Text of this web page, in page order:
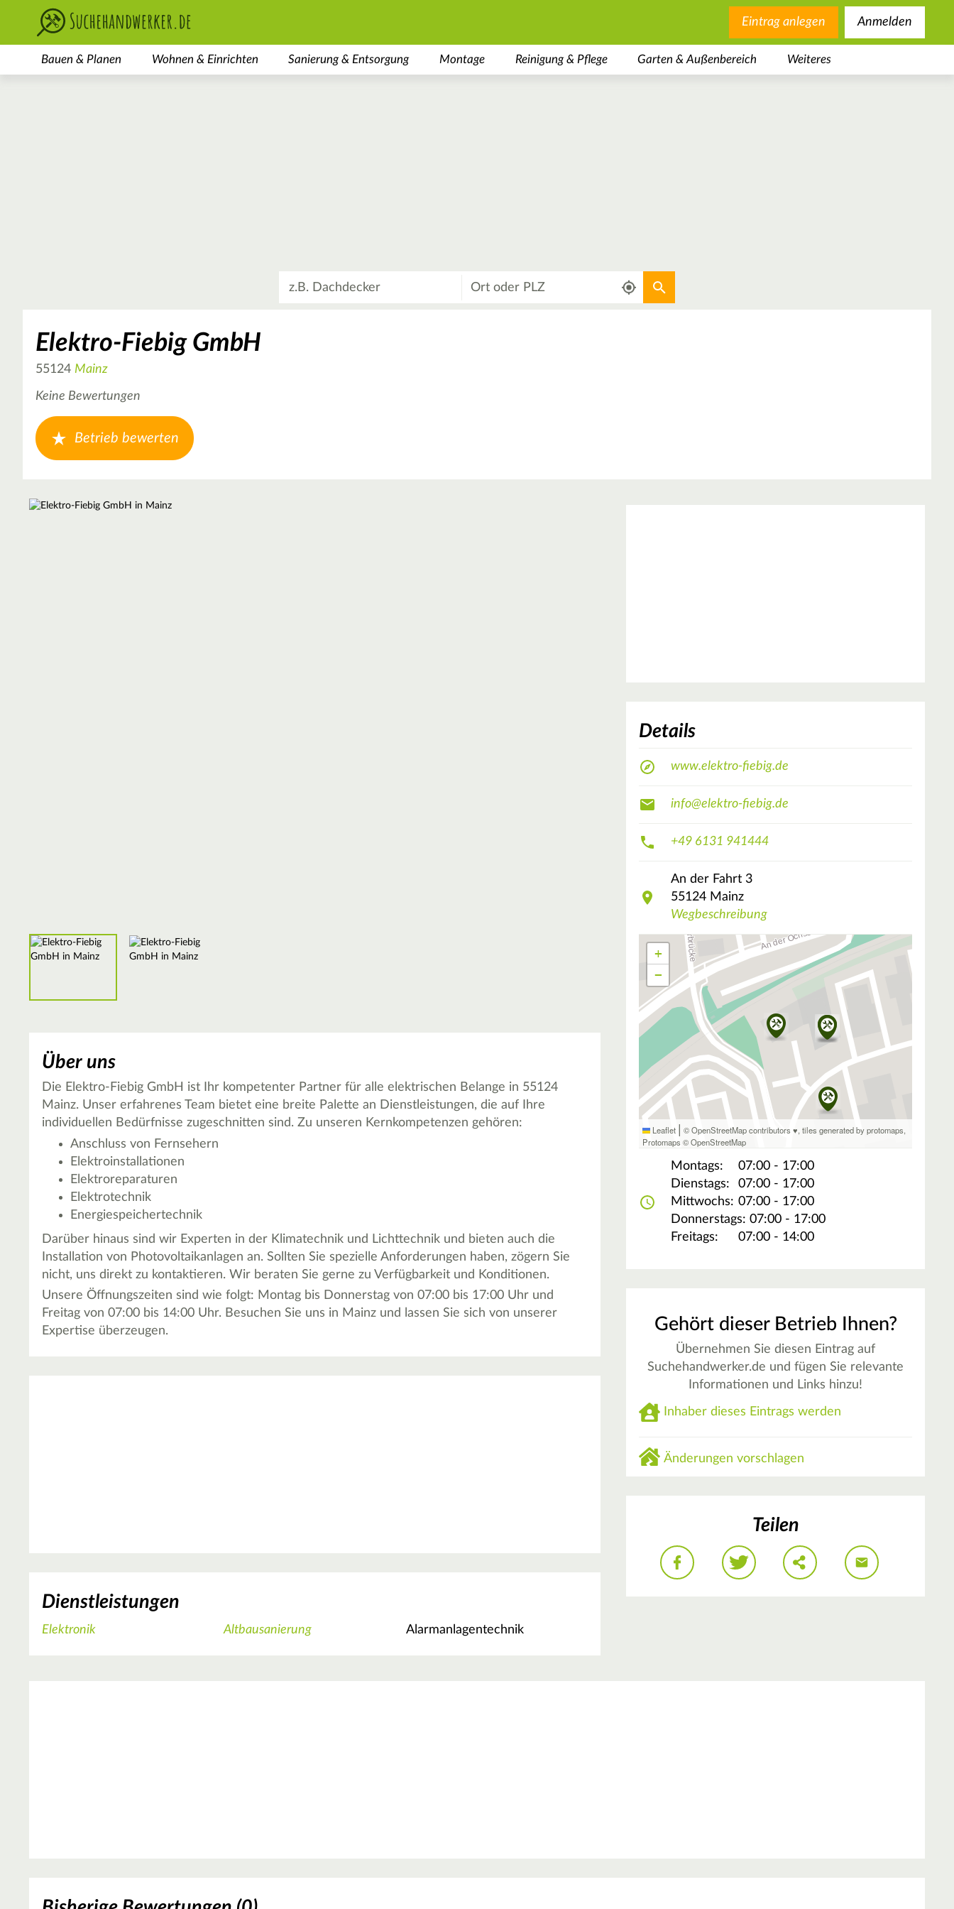
Eintrag anlegen Anmelden
Bauen & Planen Wohnen & Einrichten Sanierung & Entsorgung Montage Reinigung & Pflege Garten & Außenbereich Weiteres
Aktuellen Standort verwenden
Elektro-Fiebig GmbH
55124 Mainz
Keine Bewertungen
Betrieb bewerten
Über uns
Die Elektro-Fiebig GmbH ist Ihr kompetenter Partner für alle elektrischen Belange in 55124
Mainz. Unser erfahrenes Team bietet eine breite Palette an Dienstleistungen, die auf Ihre
individuellen Bedürfnisse zugeschnitten sind. Zu unseren Kernkompetenzen gehören:
Anschluss von Fernsehern
Elektroinstallationen
Elektroreparaturen
Elektrotechnik
Energiespeichertechnik
Darüber hinaus sind wir Experten in der Klimatechnik und Lichttechnik und bieten auch die
Installation von Photovoltaikanlagen an. Sollten Sie spezielle Anforderungen haben, zögern Sie
nicht, uns direkt zu kontaktieren. Wir beraten Sie gerne zu Verfügbarkeit und Konditionen.
Unsere Öffnungszeiten sind wie folgt: Montag bis Donnerstag von 07:00 bis 17:00 Uhr und
Freitag von 07:00 bis 14:00 Uhr. Besuchen Sie uns in Mainz und lassen Sie sich von unserer
Expertise überzeugen.
Dienstleistungen
Elektronik Altbausanierung Alarmanlagentechnik
Details
www.elektro-fiebig.de
info@elektro-fiebig.de
+49 6131 941444
An der Fahrt 3
55124 Mainz
Wegbeschreibung
+
−
Leaflet | © OpenStreetMap contributors ♥,tiles generated by protomaps,
Protomaps ©OpenStreetMap
Montags:
07:00 - 17:00
Dienstags:
07:00 - 17:00
Mittwochs: 07:00 - 17:00
Donnerstags: 07:00 - 17:00
Freitags:
07:00 - 14:00
Gehört dieser Betrieb Ihnen?
Übernehmen Sie diesen Eintrag auf
Suchehandwerker.de und fügen Sie relevante
Informationen und Links hinzu!
Inhaber dieses Eintrags werden
Änderungen vorschlagen
Teilen